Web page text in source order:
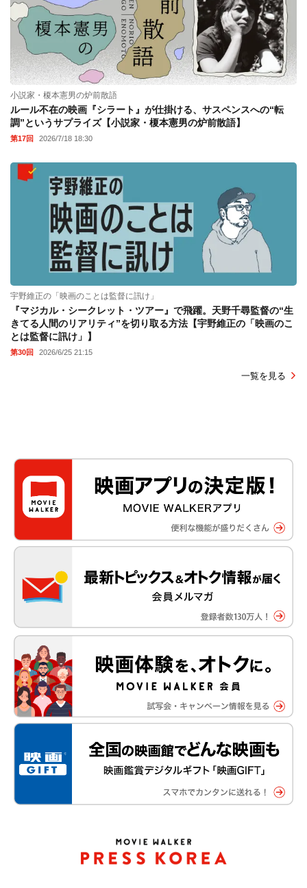
小説家・榎本憲男の炉前散語
ルール不在の映画『シラート』が仕掛ける、サスペンスへの“転
調”というサプライズ【小説家・榎本憲男の炉前散語】
第17回 2026/7/18 18:30
宇野維正の「映画のことは監督に訊け」
『マジカル・シークレット・ツアー』で飛躍。天野千尋監督の“生
きてる人間のリアリティ”を切り取る方法【宇野維正の「映画のこ
とは監督に訊け」】
第30回 2026/6/25 21:15
一覧を見る